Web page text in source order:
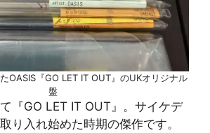
OASIS『GO LET IT OUT』のUKオリジナル
盤
『GO LET IT OUT』。サイケデ
り入れ始めた時期の傑作です。